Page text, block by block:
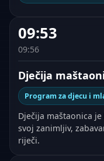
09:53
09:56
Dječija
Program za djecu i
Dječija maštaonica
svoj zanimljiv,
riječi.